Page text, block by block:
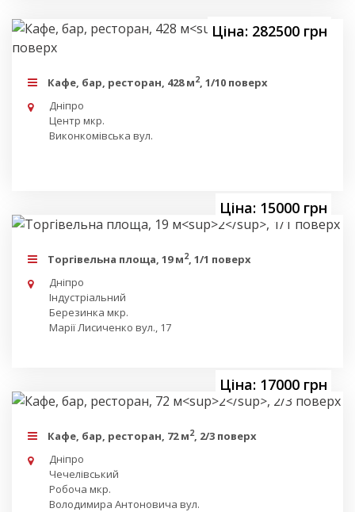
Ціна: 282500 грн
Кафе, бар, ресторан, 428 м2, 1/10 поверх
Дніпро
Центр мкр.
Виконкомівська вул.
Ціна: 15000 грн
Торгівельна площа, 19 м2, 1/1 поверх
Дніпро
Індустріальний
Березинка мкр.
Марії Лисиченко вул., 17
Ціна: 17000 грн
Кафе, бар, ресторан, 72 м2, 2/3 поверх
Дніпро
Чечелівський
Робоча мкр.
Володимира Антоновича вул.